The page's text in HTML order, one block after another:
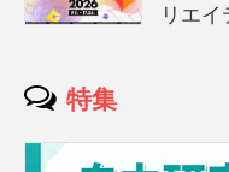
リエ
特集